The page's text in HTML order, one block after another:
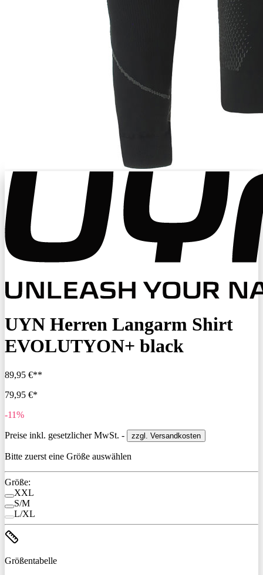
UYN Herren Langarm Shirt
EVOLUTYON+ black
89,95 €**
79,95 €*
-11%
Preise inkl. gesetzlicher MwSt. - zzgl. Versandkosten
Bitte zuerst eine Größe auswählen
Größe:
XXL
S/M
L/XL
Größentabelle